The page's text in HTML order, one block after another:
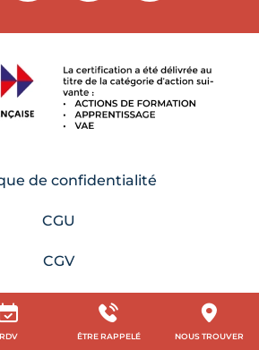
RDV ÊTRE RAPPELÉ NOUS TROUVER
de confidentialité
CGU
CGV
: partiellement conforme
Presse